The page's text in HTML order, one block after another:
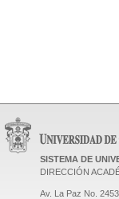
SISTEMA DE
DIRECCIÓN
Av. La Paz No.